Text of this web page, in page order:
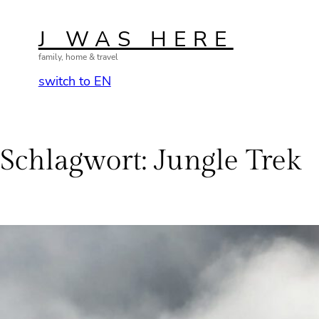
springenJ WAS HERE
family, home & travel
switch to EN
Schlagwort: Jungle Trek